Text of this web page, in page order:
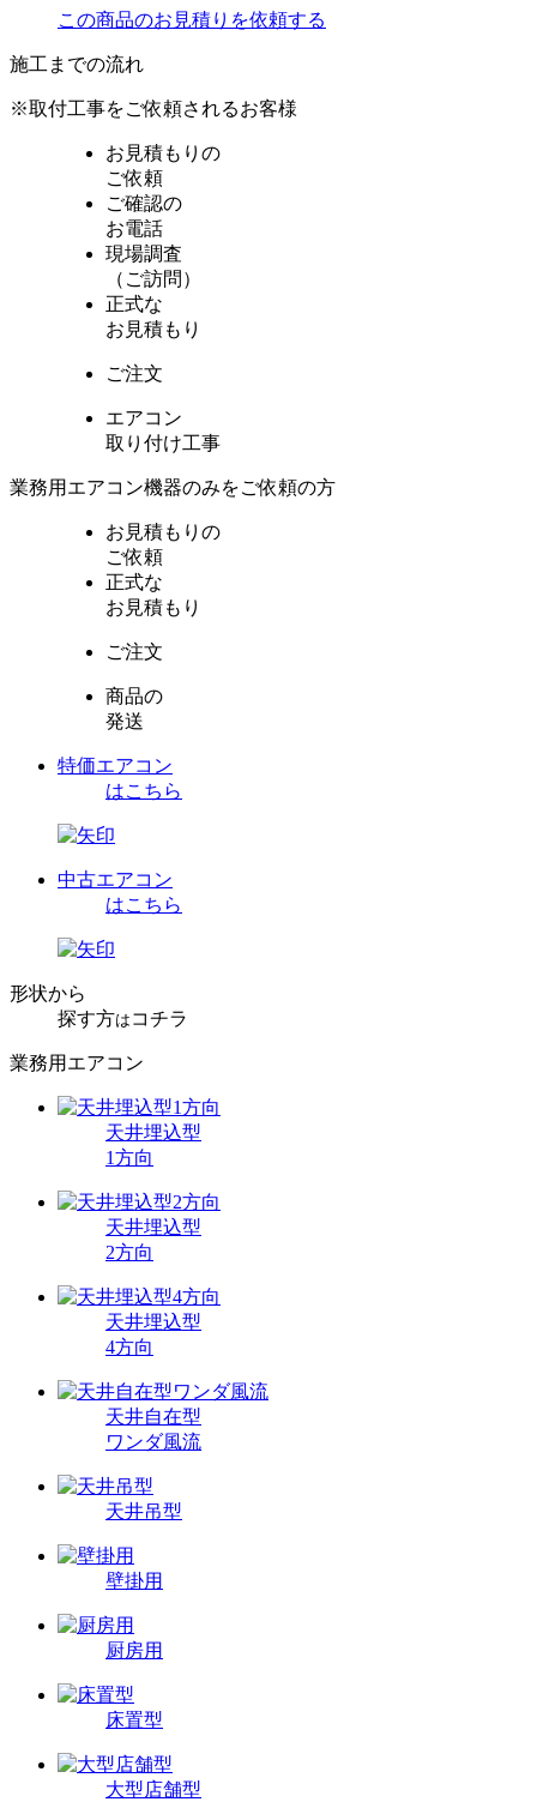
この商品のお見積りを依頼する
施工までの流れ
※取付工事をご依頼されるお客様
お見積もりの
ご依頼
ご確認の
お電話
現場調査
（ご訪問）
正式な
お見積もり
ご注文
エアコン
取り付け工事
業務用エアコン機器のみをご依頼の方
お見積もりの
ご依頼
正式な
お見積もり
ご注文
商品の
発送
特価エアコン
はこちら
中古エアコン
はこちら
形状から
探す方は コチラ
業務用エアコン
天井埋込型
1方向
天井埋込型
2方向
天井埋込型
4方向
天井自在型
ワンダ風流
天井吊型
壁掛用
厨房用
床置型
大型店舗型